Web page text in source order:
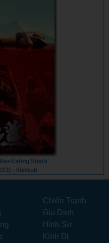
Eating Shark
- Vietsub
Chiến Tranh
Gia Đình
Hình Sự
Kinh Dị